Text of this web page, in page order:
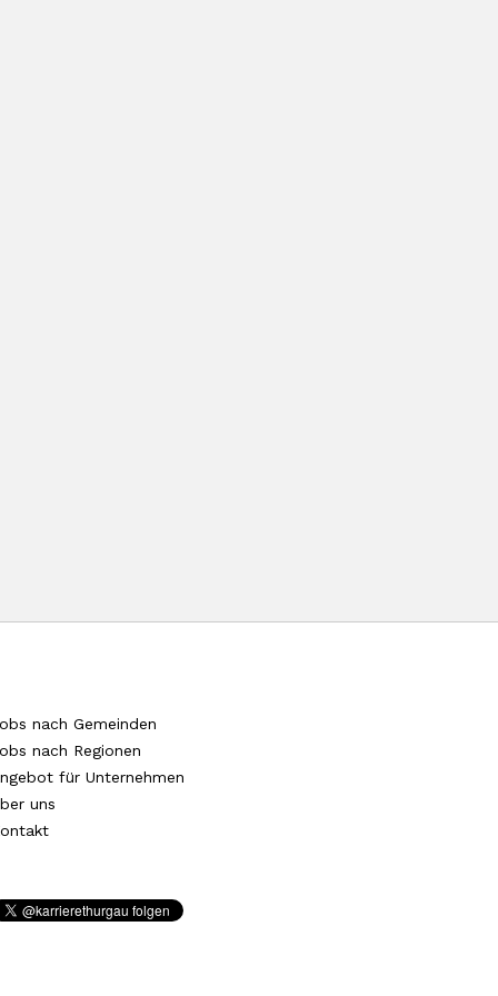
nach Gemeinden
nach Regionen
für Unternehmen
uns